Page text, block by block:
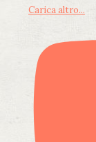
Carica altro...